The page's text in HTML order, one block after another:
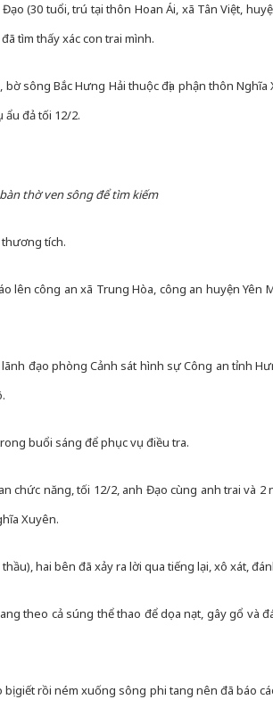
(30 tuổi, trú tại thôn Hoan Ái, xã Tân Việt,
tìm thấy xác con trai mình.
sông Bắc Hưng Hải thuộc địa phận thôn Nghĩa
ẩu đả tối 12/2.
thờ ven sông để tìm kiếm
tích.
lên công an xã Trung Hòa, công an huyện Yên
đạo phòng Cảnh sát hình sự Công an tỉnh
buổi sáng để phục vụ điều tra.
chức năng, tối 12/2, anh Đạo cùng anh trai và 2
Xuyên.
hai bên đã xảy ra lời qua tiếng lại, xô xát,
theo cả súng thể thao để dọa nạt, gây gổ và
giết rồi ném xuống sông phi tang nên đã báo